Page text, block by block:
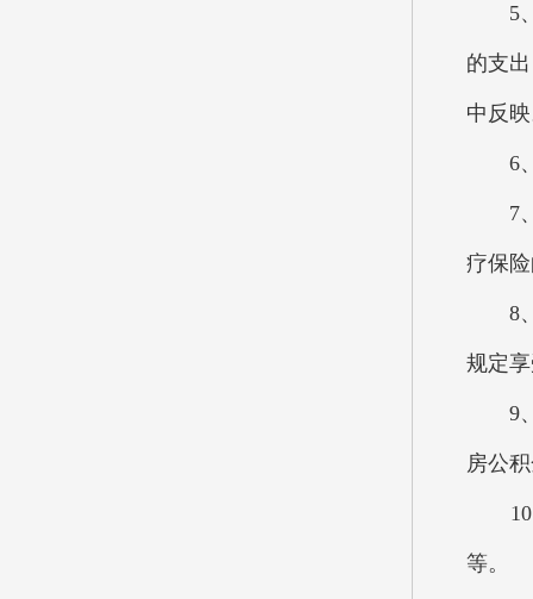
5、
的支
中反
6、
7、
疗保
8、
规定
9、
房公
10、
等。